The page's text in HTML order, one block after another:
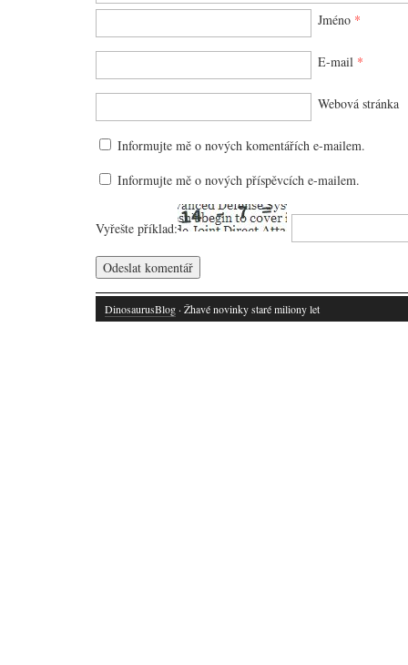
Jméno *
E-mail *
Webová stránka
Informujte mě o nových komentářích e-mailem.
Informujte mě o nových příspěvcích e-mailem.
Vyřešte příklad:
DinosaurusBlog · Žhavé novinky staré miliony let